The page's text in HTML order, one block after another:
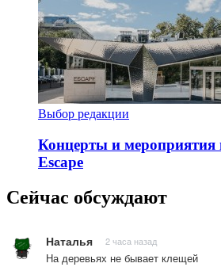
Выбор редакции
Концерты и мероприятия
Escape
Сейчас обсуждают
Наталья 2 часа назад
На деревьях не бывает клещей